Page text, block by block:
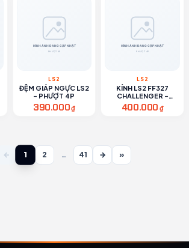
LS2
ĐỆM GIÁP NGỰC LS2
- PHƯỢT 4P
390.000₫
LS2
KÍNH LS2 FF327
CHALLENGER -
PHƯỢT 4P
400.000 ₫
← 1 2 … 41 → »